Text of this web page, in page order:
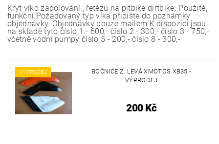
Kryt víko zapolování , řetězu na pitbike dirtbike. Použité,
funkční.Požadovaný typ víka připište do poznámky
objednávky. Objednávky pouze mailem K dispozici jsou
na skladě tyto číslo 1 - 600,- číslo 2 - 300,- číslo 3 - 750,-
včetně vodní pumpy číslo 5 - 200,- číslo 8 - 300,-
VÝPRODEJ
BOČNICE Z. LEVÁ XMOTOS XB35 -
VÝPRODEJ
200 Kč